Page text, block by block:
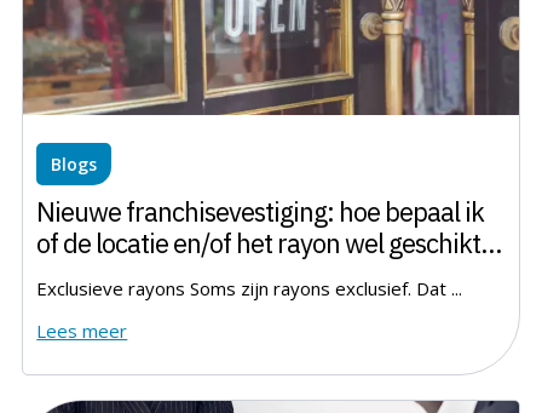
Blogs
Nieuwe franchisevestiging: hoe bepaal ik
of de locatie en/of het rayon wel geschikt
is?
Exclusieve rayons Soms zijn rayons exclusief. Dat ...
Lees meer